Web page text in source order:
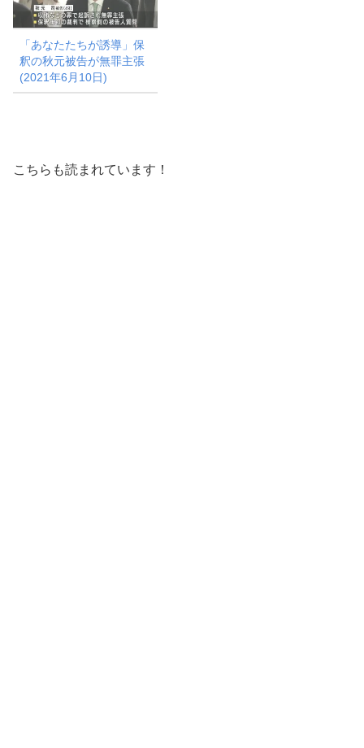
「あなたたちが誘導」保
釈の秋元被告が無罪主張
(2021年6月10日)
こちらも読まれています！